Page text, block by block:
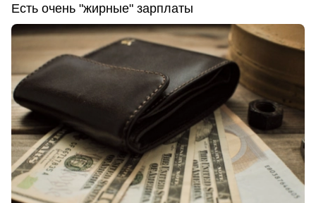
Есть очень "жирные" зарплаты